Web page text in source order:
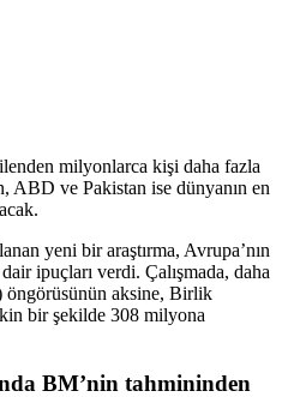
milyonlarca kişi daha fazla
ABD ve Pakistan ise dünyanın en
yeni bir araştırma, Avrupa’nın
ipuçları verdi. Çalışmada, daha
aksine, Birlik
bir şekilde 308 milyona
BM’nin tahmininden